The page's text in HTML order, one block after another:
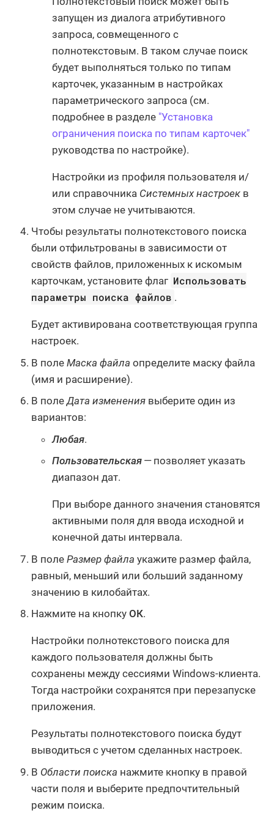
запущен из диалога атрибутивного
запроса, совмещенного с
полнотекстовым. В таком случае поиск
будет выполняться только по типам
карточек, указанным в настройках
параметрического запроса (см.
подробнее в разделе "Установка
ограничения поиска по типам карточек"
руководства по настройке).
Настройки из профиля пользователя и/
или справочника Системных настроек в
этом случае не учитываются.
Чтобы результаты полнотекстового поиска
были отфильтрованы в зависимости от
свойств файлов, приложенных к искомым
карточкам, установите флаг Использовать
параметры поиска файлов .
Будет активирована соответствующая группа
настроек.
В поле Маска файла определите маску файла
(имя и расширение).
В полеДата изменения выберите один из
вариантов:
Любая.
Пользовательская — позволяет указать
диапазон дат.
При выборе данного значения становятся
активными поля для ввода исходной и
конечной даты интервала.
В поле Размер файла укажите размер файла,
равный, меньший или больший заданному
значению в килобайтах.
Нажмите на кнопку ОК.
Настройки полнотекстового поиска для
каждого пользователя должны быть
сохранены между сессиями Windows-клиента.
Тогда настройки сохранятся при перезапуске
приложения.
Результаты полнотекстового поиска будут
выводиться с учетом сделанных настроек.
В Области поиска нажмите кнопку в правой
части поля и выберите предпочтительный
режим поиска.